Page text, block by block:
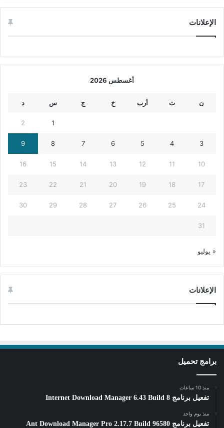
الإعلانات
أغسطس 2026
ن ث أرب خ ج س د
1
2
3
4
5
6
7
8
9
10
11
12
13
14
15
16
17
18
19
20
21
22
23
24
25
26
27
28
29
30
31
« يوليو
الإعلانات
برامج تحميل
منذ 10 ساعات
تفعيل برنامج Internet Download Manager 6.43 Build 8
منذ يوم واحد
تفعيل برنامج Ant Download Manager Pro 2.17.7 Build 96580